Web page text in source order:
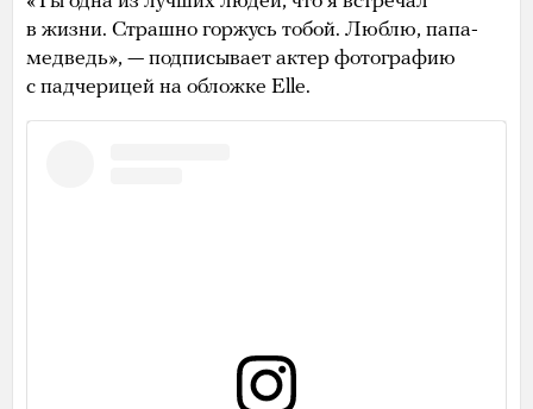
в жизни. Страшно горжусь тобой. Люблю, папа-
медведь», — подписывает актер фотографию
с падчерицей на обложке Elle.